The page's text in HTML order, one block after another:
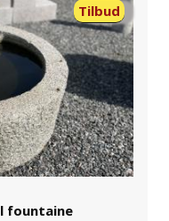
Tilbud
fountaine